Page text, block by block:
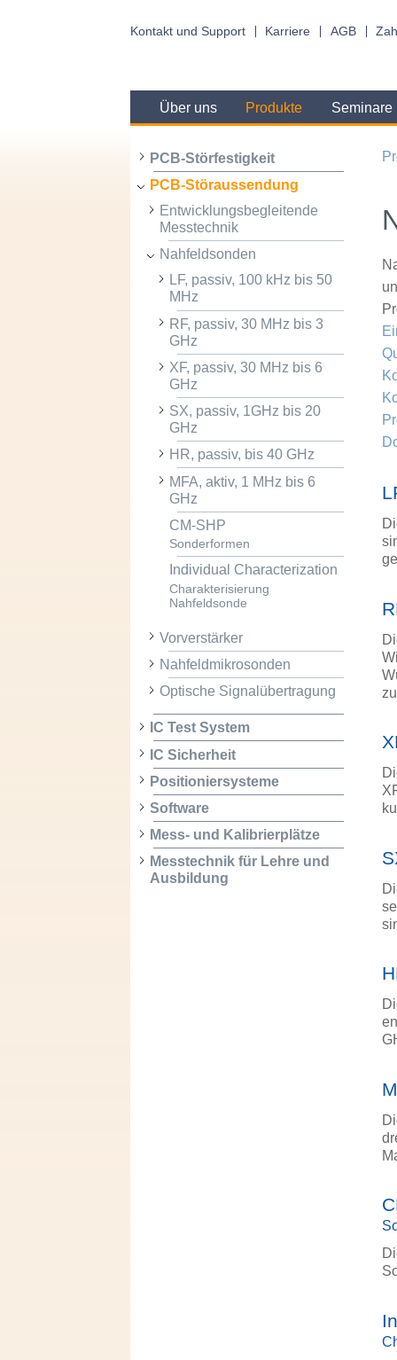
Kontakt und Support Karriere AGB
Über uns Produkte Seminare
PCB-Störfestigkeit
PCB-Störaussendung
Entwicklungsbegleitende
Messtechnik
Nahfeldsonden
LF, passiv, 100 kHz bis 50
MHz
RF, passiv, 30 MHz bis 3
GHz
XF, passiv, 30 MHz bis 6
GHz
SX, passiv, 1GHz bis 20
GHz
HR, passiv, bis 40 GHz
MFA, aktiv, 1 MHz bis 6
GHz
CM-SHP
Sonderformen
Individual Characterization
Charakterisierung
Nahfeldsonde
Vorverstärker
Nahfeldmikrosonden
Optische Signalübertragung
IC Test System
IC Sicherheit
Positioniersysteme
Software
Mess- und Kalibrierplätze
Messtechnik für Lehre und
Ausbildung